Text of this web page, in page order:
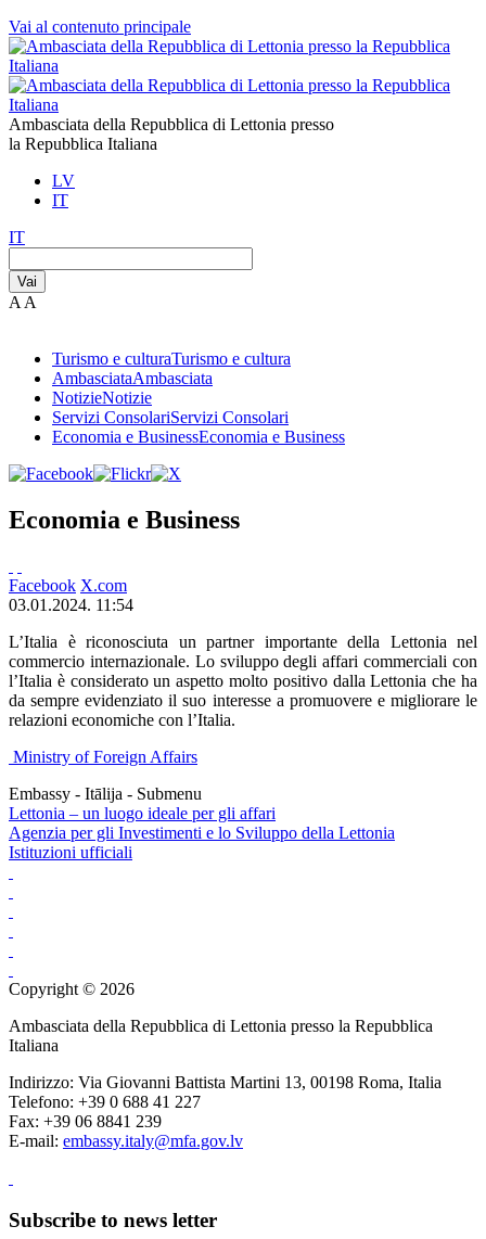
Vai al contenuto principale
Ambasciata della Repubblica di Lettonia presso
la Repubblica Italiana
LV
IT
IT
Vai
A A
Turismo e culturaTurismo e cultura
AmbasciataAmbasciata
NotizieNotizie
Servizi ConsolariServizi Consolari
Economia e BusinessEconomia e Business
Economia e Business
Facebook X.com
03.01.2024. 11:54
L’Italia è riconosciuta un partner importante della Lettonia nel
commercio internazionale. Lo sviluppo degli affari commerciali con
l’Italia è considerato un aspetto molto positivo dalla Lettonia che ha
da sempre evidenziato il suo interesse a promuovere e migliorare le
relazioni economiche con l’Italia.
Ministry of Foreign Affairs
Embassy - Itālija - Submenu
Lettonia – un luogo ideale per gli affari
Agenzia per gli Investimenti e lo Sviluppo della Lettonia
Istituzioni ufficiali
Copyright © 2026
Ambasciata della Repubblica di Lettonia presso la Repubblica
Italiana
Indirizzo: Via Giovanni Battista Martini 13, 00198 Roma, Italia
Telefono: +39 0 688 41 227
Fax: +39 06 8841 239
E-mail: embassy.italy@mfa.gov.lv
Subscribe to news letter